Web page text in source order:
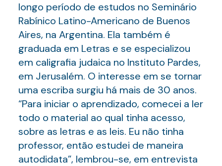
longo período de estudos no Seminário
Rabínico Latino-Americano de Buenos
Aires, na Argentina. Ela também é
graduada em Letras e se especializou
em caligrafia judaica no Instituto Pardes,
em Jerusalém. O interesse em se tornar
uma escriba surgiu há mais de 30 anos.
“Para iniciar o aprendizado, comecei a ler
todo o material ao qual tinha acesso,
sobre as letras e as leis. Eu não tinha
professor, então estudei de maneira
autodidata”, lembrou-se, em entrevista